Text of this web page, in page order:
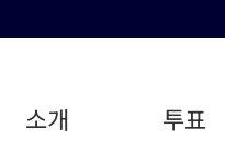
소개 투표